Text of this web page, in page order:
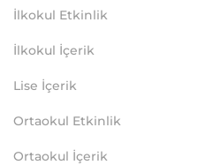
İlkokul Etkinlik
İlkokul İçerik
Lise İçerik
Ortaokul Etkinlik
Ortaokul İçerik